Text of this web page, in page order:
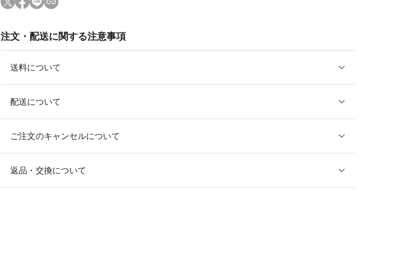
注文・配送に関する注意事項
送料について
配送について
ご注文のキャンセルについて
返品・交換について